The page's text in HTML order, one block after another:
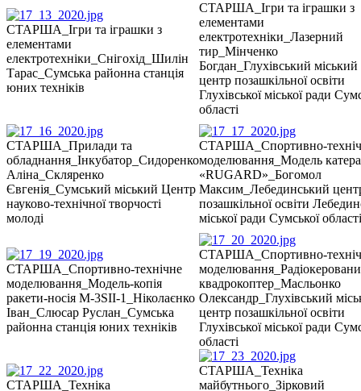
СТАРША_Ігри та іграшки з
елементами
електротехніки_Снігохід_Шилін
Тарас_Сумська районна станція
юних техніків
СТАРША_Ігри та іграшки з
елементами
електротехніки_Лазерний
тир_Мінченко
Богдан_Глухівський міський
центр позашкільної освіти
Глухівської міської ради
області
СТАРША_Прилади та
обладнання_Інкубатор_Сидоренко
Аліна_Скляренко
Євгенія_Сумський міський Центр
науково-технічної творчості
молоді
СТАРША_Спортивно-
моделювання_Модель катера
«RUGARD»_Богомол
Максим_Лебединський
позашкільної освіти
міської ради Сумської області
СТАРША_Спортивно-технічне
моделювання_Модель-копія
ракети-носія M-3SII-1_Ніколаєнко
Іван_Слюсар Руслан_Сумська
районна станція юних техніків
СТАРША_Спортивно-
квадрокоптер_Масльонко
Олександр_Глухівський
центр позашкільної освіти
Глухівської міської ради
області
СТАРША_Техніка
СТАРША_Техніка
майбутнього_Зірковий